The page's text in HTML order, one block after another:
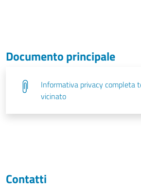
Documento principale
Informativa privacy completa
vicinato
Contatti